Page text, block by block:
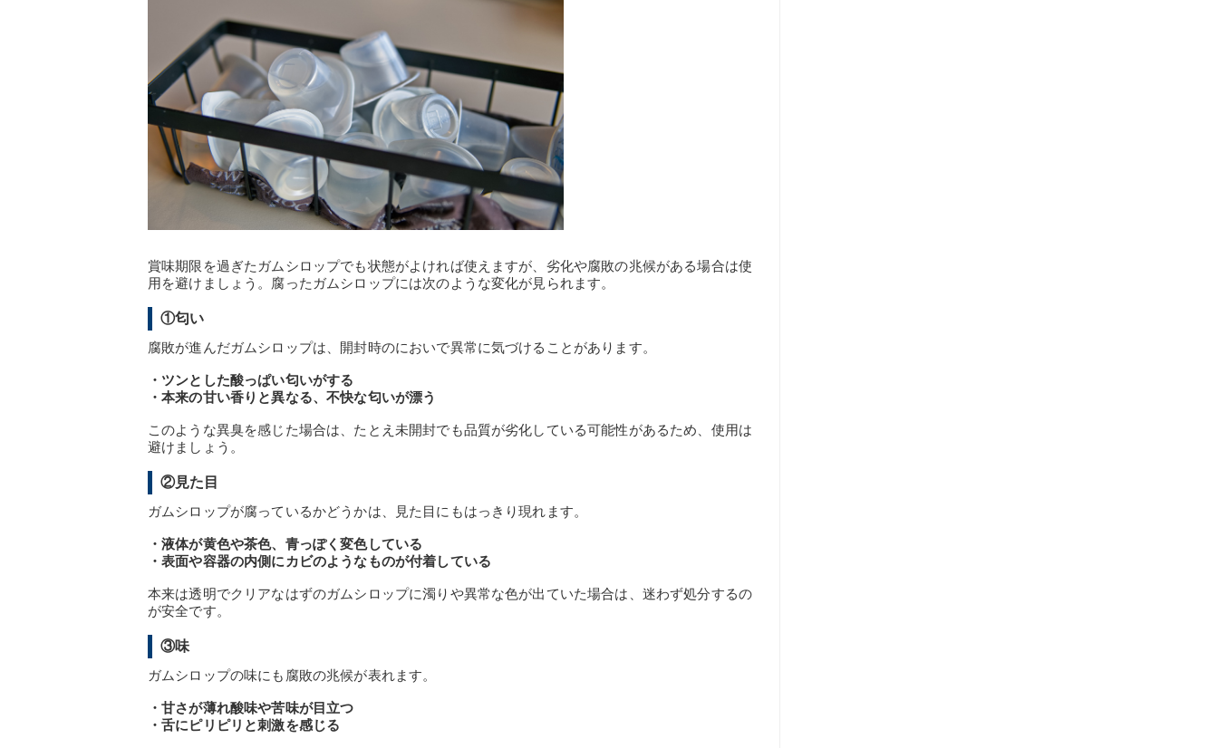
賞味期限を過ぎたガムシロップでも状態がよければ使えますが、劣化や腐敗の兆候がある場合は使
用を避けましょう。腐ったガムシロップには次のような変化が見られます。
①匂い
腐敗が進んだガムシロップは、開封時のにおいで異常に気づけることがあります。
・ツンとした酸っぱい匂いがする
・本来の甘い香りと異なる、不快な匂いが漂う
このような異臭を感じた場合は、たとえ未開封でも品質が劣化している可能性があるため、使用は
避けましょう。
②見た目
ガムシロップが腐っているかどうかは、見た目にもはっきり現れます。
・液体が黄色や茶色、青っぽく変色している
・表面や容器の内側にカビのようなものが付着している
本来は透明でクリアなはずのガムシロップに濁りや異常な色が出ていた場合は、迷わず処分するの
が安全です。
③味
ガムシロップの味にも腐敗の兆候が表れます。
・甘さが薄れ酸味や苦味が目立つ
・舌にピリピリと刺激を感じる